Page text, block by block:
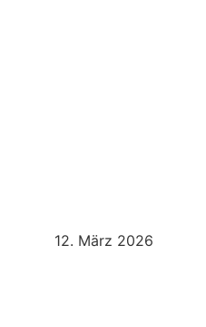
12. März 2026